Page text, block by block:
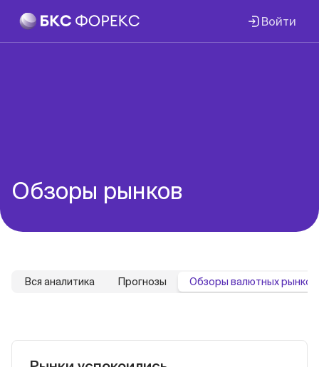
Войти
Обзоры рынков
Вся аналитика Прогнозы Обзоры валютных рынков